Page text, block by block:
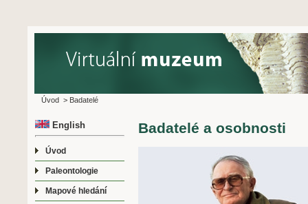
Úvod > Badatelé
English
Úvod
Paleontologie
Mapové hledání
Badatelé a osobnosti